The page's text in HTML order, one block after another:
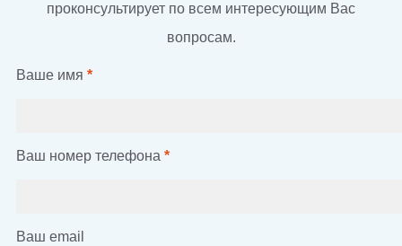
проконсультирует по всем интересующим Вас
вопросам.
Ваше имя *
Ваш номер телефона *
Ваш email